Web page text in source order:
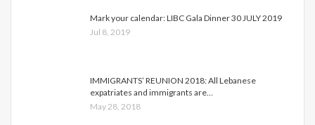
Mark your calendar: LIBC Gala Dinner 30 JULY 2019
Jul 8, 2019
IMMIGRANTS’ REUNION 2018: All Lebanese
expatriates and immigrants are…
May 28, 2018